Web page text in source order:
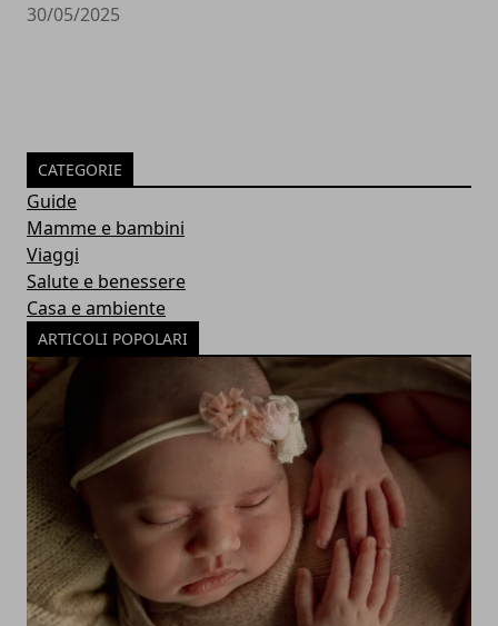
30/05/2025
CATEGORIE
Guide
Mamme e bambini
Viaggi
Salute e benessere
Casa e ambiente
ARTICOLI POPOLARI